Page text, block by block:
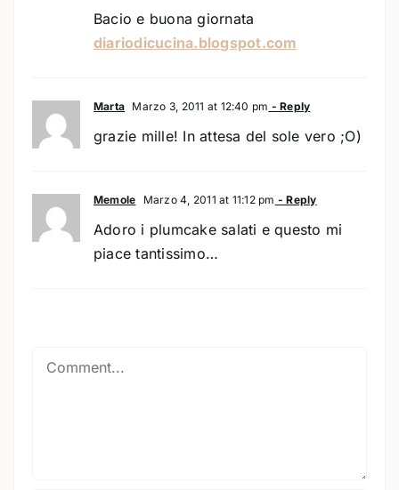
Bacio e buona giornata
diariodicucina.blogspot.com
Marta Marzo 3, 2011 at 12:40 pm - Reply
grazie mille! In attesa del sole vero ;O)
Memole Marzo 4, 2011 at 11:12 pm - Reply
Adoro i plumcake salati e questo mi
piace tantissimo…